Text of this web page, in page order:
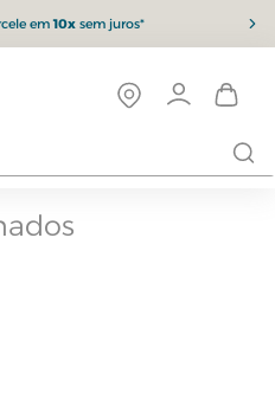
em10xsem juros*